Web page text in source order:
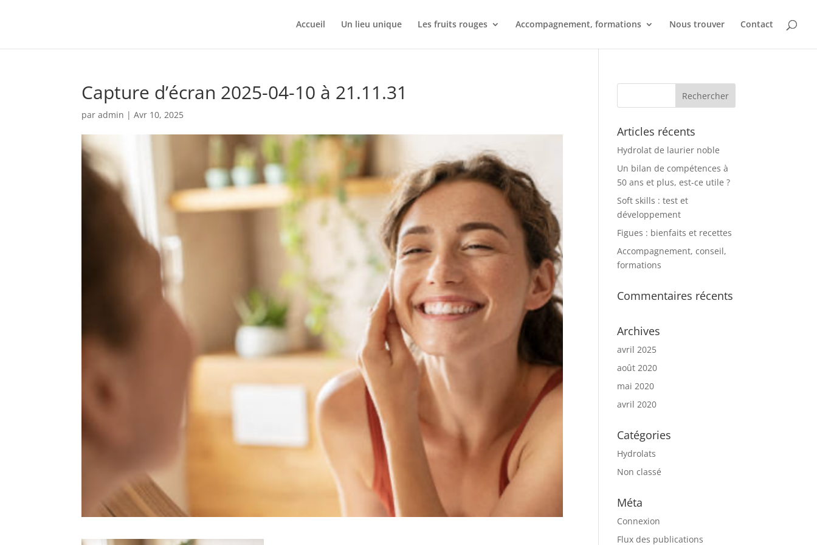
Accueil Un lieu unique Les fruits rouges Accompagnement, formations Nous trouver Contact
Capture d’écran 2025-04-10 à 21.11.31
paradmin |Avr 10, 2025
Articles récents
Hydrolat de laurier noble
Un bilan de compétences à
50 ans et plus, est-ce utile ?
Soft skills : test et
développement
Figues : bienfaits et recettes
Accompagnement, conseil,
formations
Commentaires récents
Archives
avril 2025
août 2020
mai 2020
avril 2020
Catégories
Hydrolats
Non classé
Méta
Connexion
Flux des publications